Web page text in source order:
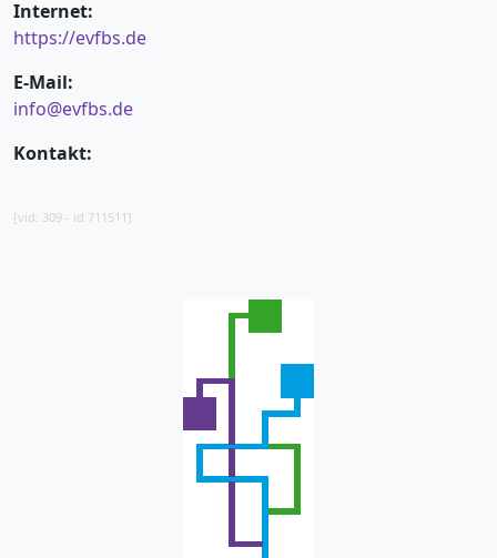
Internet:
https://evfbs.de
E-Mail:
info@evfbs.de
Kontakt:
[vid: 309 - id 711511]